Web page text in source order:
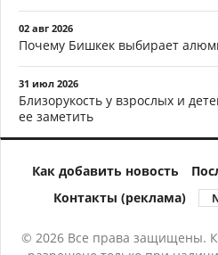
02 авг 2026
Почему Бишкек выбирает
31 июл 2026
Близорукость у взрослых и
ее заметить
Как добавить новость
Контакты (реклама)
© 2026 Все права защищены.